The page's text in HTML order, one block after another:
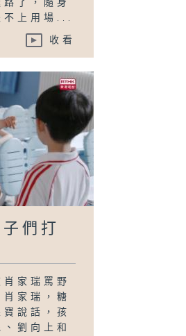
了，隨身
不上用場...
收看
們打
家瑞罵野
家瑞，糖
說話，孩
劉向上和